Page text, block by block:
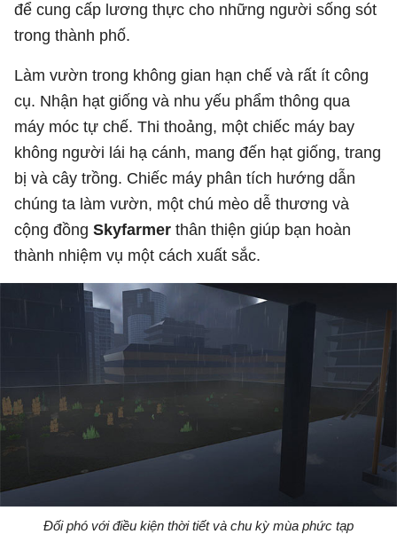
để cung cấp lương thực cho những người sống sót
trong thành phố.
Làm vườn trong không gian hạn chế và rất ít công
cụ. Nhận hạt giống và nhu yếu phẩm thông qua
máy móc tự chế. Thi thoảng, một chiếc máy bay
không người lái hạ cánh, mang đến hạt giống, trang
bị và cây trồng. Chiếc máy phân tích hướng dẫn
chúng ta làm vườn, một chú mèo dễ thương và
cộng đồng Skyfarmer thân thiện giúp bạn hoàn
thành nhiệm vụ một cách xuất sắc.
Đối phó với điều kiện thời tiết và chu kỳ mùa phức tạp